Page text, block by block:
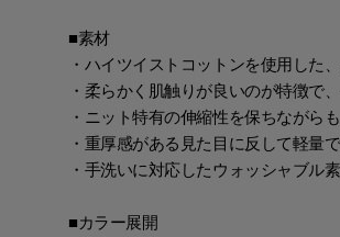
■素材
・ハイツイストコットンを使用した
・柔らかく肌触りが良いのが特徴で
・ニット特有の伸縮性を保ちながら
・重厚感がある見た目に反して軽量
・手洗いに対応したウォッシャブル
■カラー展開